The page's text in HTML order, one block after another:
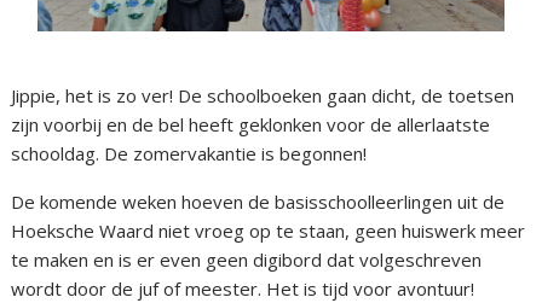
Jippie, het is zo ver! De schoolboeken gaan dicht, de toetsen
zijn voorbij en de bel heeft geklonken voor de allerlaatste
schooldag. De zomervakantie is begonnen!
De komende weken hoeven de basisschoolleerlingen uit de
Hoeksche Waard niet vroeg op te staan, geen huiswerk meer
te maken en is er even geen digibord dat volgeschreven
wordt door de juf of meester. Het is tijd voor avontuur!